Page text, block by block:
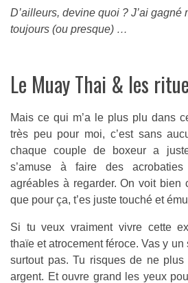
D’ailleurs, devine quoi ? J’ai gagné
toujours (ou presque) …
Le Muay Thai & les
Mais ce qui m’a le plus plu dans
très peu pour moi, c’est sans
chaque couple de boxeur a
s’amuse à faire des
agréables à regarder. On voit bien
que pour ça, t’es juste touché et
Si tu veux vraiment vivre cette
thaïe et atrocement féroce. Vas y
surtout pas. Tu risques de ne
argent. Et ouvre grand les yeux